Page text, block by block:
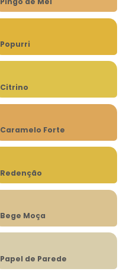
Popurri
Citrino
Caramelo Forte
Redenção
Bege Moça
Papel de Parede